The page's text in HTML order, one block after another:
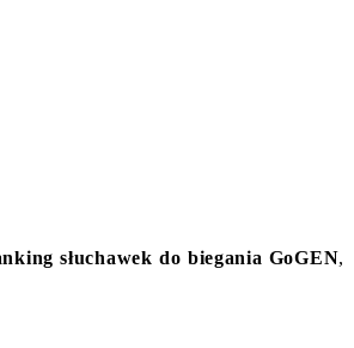
słuchawek do biegania GoGEN,